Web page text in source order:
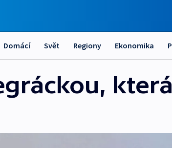
Domácí Svět Regiony Ekonomika